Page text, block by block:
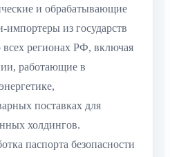
и обрабатывающие
из государств
регионах РФ, включая
работающие в
поставках для
холдингов.
паспорта безопасности